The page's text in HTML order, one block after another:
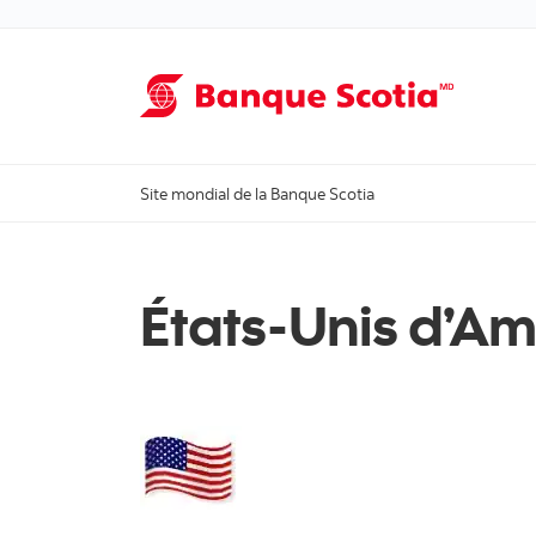
Site mondial de la Banque Scotia
États-Unis